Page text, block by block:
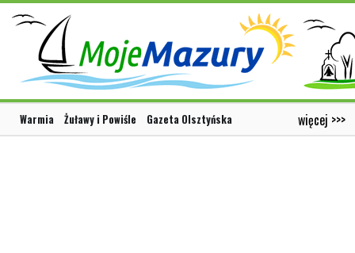
Warmia Żuławy i Powiśle Gazeta Olsztyńska więcej >>>